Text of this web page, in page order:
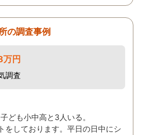
の調査事例
円
調査
ども小中高と3人いる。
をしております。平日の日中にシ